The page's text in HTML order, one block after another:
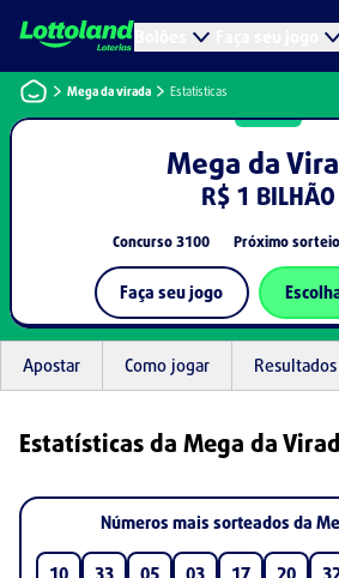
Mega da virada Estatisticas
Mega da
R$ 1 BILHÃO
Concurso 3100 Próximo sorteio
Faça seu jogo
Apostar Como jogar Resultados
Estatísticas da Mega da
Números mais sorteados da
10 33 05 03 17 20